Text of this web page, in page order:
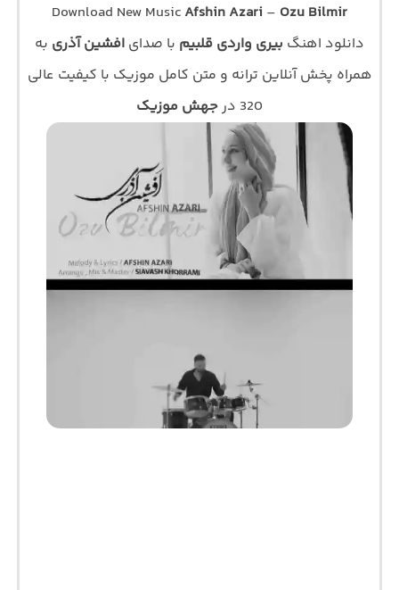
Download New Music Afshin Azari – Ozu Bilmir
دانلود اهنگ بیری واردی قلبیم با صدای افشین آذری به
همراه پخش آنلاین ترانه و متن کامل موزیک با کیفیت عالی
320 در
جهش موزیک